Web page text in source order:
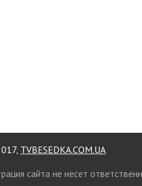
TVBESEDKA.COM.UA
сайта не несет